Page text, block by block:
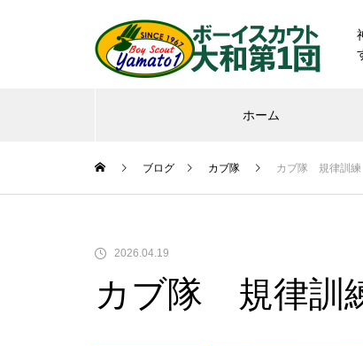
ホーム
ブログ カブ隊 カブ隊 規律訓練
2026.04.19
カブ隊 規律訓